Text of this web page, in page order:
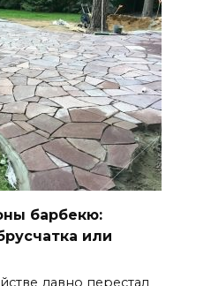
барбекю:
или
давно перестал